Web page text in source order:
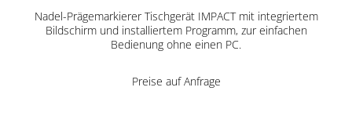
Nadel-Prägemarkierer Tischgerät IMPACT mit integriertem
Bildschirm und installiertem Programm, zur einfachen
Bedienung ohne einen PC.
Preise auf Anfrage